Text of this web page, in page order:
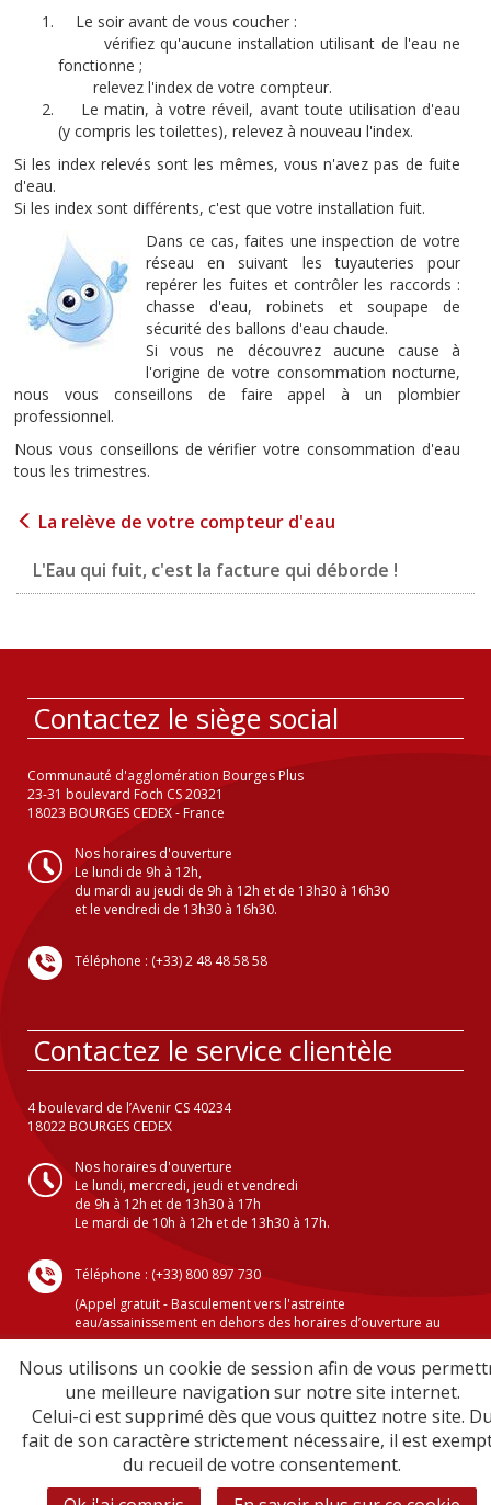
Le soir avant de vous coucher :
vérifiez qu'aucune installation utilisant de l'eau ne
fonctionne ;
relevez l'index de votre compteur.
Le matin, à votre réveil, avant toute utilisation d'eau
(y compris les toilettes), relevez à nouveau l'index.
Si les index relevés sont les mêmes, vous n'avez pas de fuite
d'eau.
Si les index sont différents, c'est que votre installation fuit.
Dans ce cas, faites une inspection de votre
réseau en suivant les tuyauteries pour
repérer les fuites et contrôler les raccords :
chasse d'eau, robinets et soupape de
sécurité des ballons d'eau chaude.
Si vous ne découvrez aucune cause à
l'origine de votre consommation nocturne,
nous vous conseillons de faire appel à un plombier
professionnel.
Nous vous conseillons de vérifier votre consommation d'eau
tous les trimestres.
La relève de votre compteur d'eau
L'Eau qui fuit, c'est la facture qui déborde !
Contactez le siège social
Communauté d'agglomération Bourges Plus
23-31 boulevard Foch CS 20321
18023 BOURGES CEDEX - France
Nos horaires d'ouverture
Le lundi de 9h à 12h,
du mardi au jeudi de 9h à 12h et de 13h30 à 16h30
et le vendredi de 13h30 à 16h30.
Téléphone : (+33) 2 48 48 58 58
Contactez le service clientèle
4 boulevard de l’Avenir CS 40234
18022 BOURGES CEDEX
Nos horaires d'ouverture
Le lundi, mercredi, jeudi et vendredi
de 9h à 12h et de 13h30 à 17h
Le mardi de 10h à 12h et de 13h30 à 17h.
Téléphone : (+33) 800 897 730
(Appel gratuit - Basculement vers l'astreinte
eau/assainissement en dehors des horaires d’ouverture au
public )
Crédits
Mentions légales
Plan du site
Sécurité informatique
Nous utilisons un cookie de session afin de vous
une meilleure navigation sur notre site internet.
Celui-ci est supprimé dès que vous quittez notre site.
fait de son caractère strictement nécessaire, il est
du recueil de votre consentement.